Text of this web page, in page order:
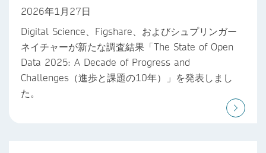
2026年1月27日
Digital Science、Figshare、およびシュプリンガー
ネイチャーが新たな調査結果「The State of Open
Data 2025: A Decade of Progress and
Challenges（進歩と課題の10年）」を発表しまし
た。